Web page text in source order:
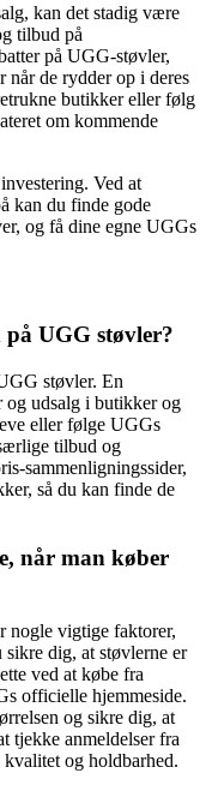
kan det stadig være
tilbud på
på UGG-støvler,
når de rydder op i deres
butikker eller følg
om kommende
Ved at
kan du finde gode
og få dine egne UGGs
UGG støvler?
støvler. En
og udsalg i butikker og
eller følge UGGs
tilbud og
sammenligningssider,
så du kan finde de
når man køber
nogle vigtige faktorer,
dig, at støvlerne er
ved at købe fra
officielle hjemmeside.
og sikre dig, at
tjekke anmeldelser fra
og holdbarhed.